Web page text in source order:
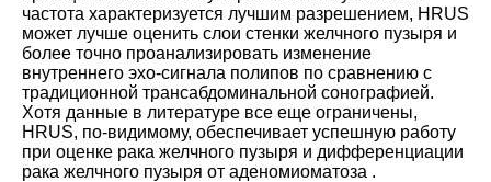
частота характеризуется лучшим разрешением, HRUS
может лучше оценить слои стенки желчного пузыря и
более точно проанализировать изменение
внутреннего эхо-сигнала полипов по сравнению с
традиционной трансабдоминальной сонографией.
Хотя данные в литературе все еще ограничены,
HRUS, по-видимому, обеспечивает успешную работу
при оценке рака желчного пузыря и дифференциации
рака желчного пузыря от аденомиоматоза .